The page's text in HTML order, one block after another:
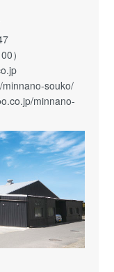
）
souko/
minnano-